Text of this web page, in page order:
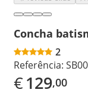
Concha
2
Referência:
€129,00